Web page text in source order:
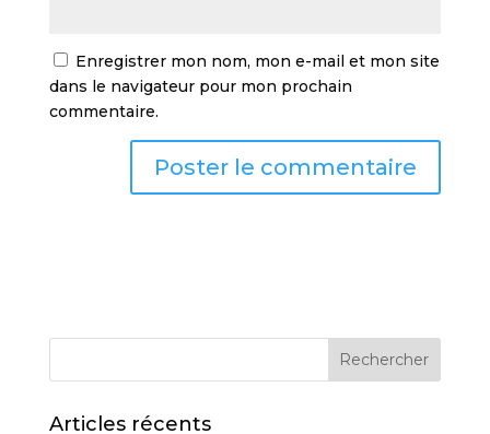
Enregistrer mon nom, mon e-mail et mon site
dans le navigateur pour mon prochain
commentaire.
Articles récents